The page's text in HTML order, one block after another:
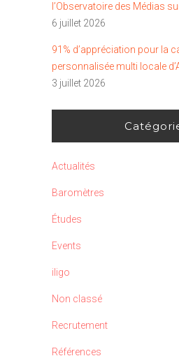
l’Observatoire des Médias
6 juillet 2026
91% d’appréciation pour la
personnalisée multi locale
3 juillet 2026
Actualités
Baromètres
Études
Events
iligo
Non classé
Recrutement
Références